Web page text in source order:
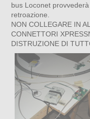
bus Loconet
retroazione.
NON COLLEGARE IN
CONNETTORI
DISTRUZIONE DI